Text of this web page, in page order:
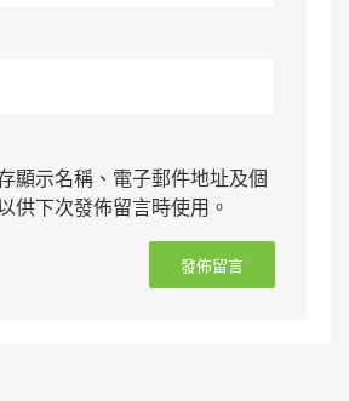
顯示名稱、電子郵件地址及個
供下次發佈留言時使用。